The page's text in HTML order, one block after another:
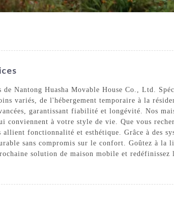
Nantong Huasha Movable House Co., Ltd.
variés, de l'hébergement temporaire à la
garantissant fiabilité et longévité. Nos
conviennent à votre style de vie. Que vous
fonctionnalité et esthétique. Grâce à des
sans compromis sur le confort. Goûtez à la
solution de maison mobile et